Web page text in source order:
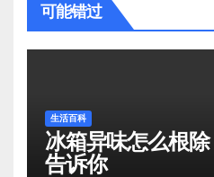
可能错过
生活百科
冰箱异味怎么根
告诉你